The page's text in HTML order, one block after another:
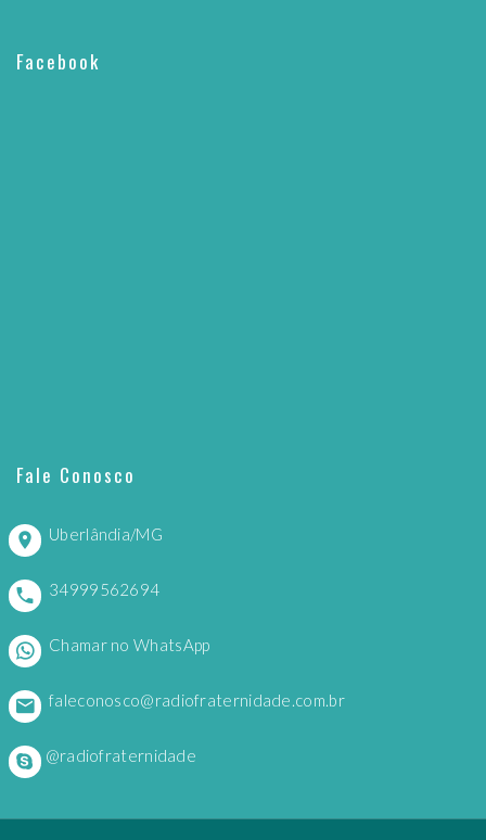
Facebook
Fale Conosco
Uberlândia/MG
34999562694
Chamar no WhatsApp
faleconosco@radiofraternidade.com.br
@radiofraternidade